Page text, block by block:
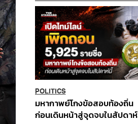
POLITICS
มหากาพย์โกงข้อสอบท้องถิ่น
ก่อนเดินหน้าสู่จุดจบในสัปดาห์